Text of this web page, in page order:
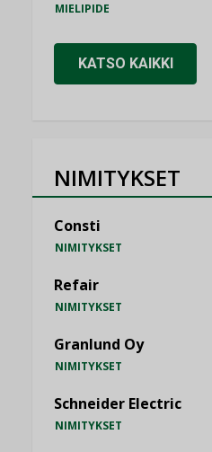
MIELIPIDE
KATSO KAIKKI
NIMITYKSET
Consti
NIMITYKSET
Refair
NIMITYKSET
Granlund Oy
NIMITYKSET
Schneider Electric
NIMITYKSET